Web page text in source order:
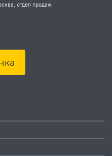
отдел продаж